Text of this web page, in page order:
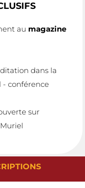
au magazine
dans la
conférence
sur